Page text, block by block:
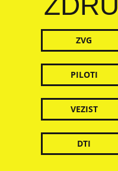
ZVG
PILOTI
VEZIST
DTI